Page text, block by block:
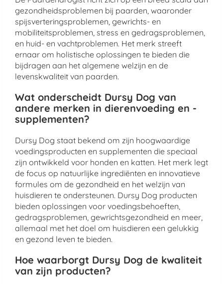
gezondheidsproblemen bij paarden, waaronder
spijsverteringsproblemen, gewrichts- en
mobiliteitsproblemen, stress en gedragsproblemen,
en huid- en vachtproblemen. Het merk streeft
ernaar om holistische oplossingen te bieden die
bijdragen aan het algemene welzijn en de
levenskwaliteit van paarden.
Wat onderscheidt Dursy Dog van
andere merken in dierenvoeding en -
supplementen?
Dursy Dog staat bekend om zijn hoogwaardige
voedingsproducten en supplementen die speciaal
zijn ontwikkeld voor honden en katten. Het merk legt
de focus op natuurlijke ingrediënten en innovatieve
formules om de gezondheid en het welzijn van
huisdieren te ondersteunen. Dursy Dog producten
bieden oplossingen voor voedingsbehoeften,
gedragsproblemen, gewrichtsgezondheid en meer,
allemaal met het doel om huisdieren een gelukkig
en gezond leven te bieden.
Hoe waarborgt Dursy Dog de kwaliteit
van zijn producten?